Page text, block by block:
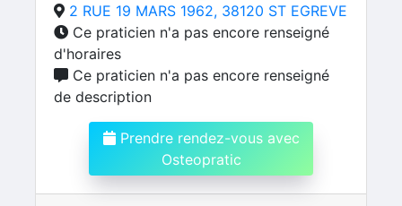
2 RUE 19 MARS 1962, 38120 ST EGREVE
Ce praticien n'a pas encore renseigné
d'horaires
Ce praticien n'a pas encore renseigné
de description
Prendre rendez-vous avec
Osteopratic